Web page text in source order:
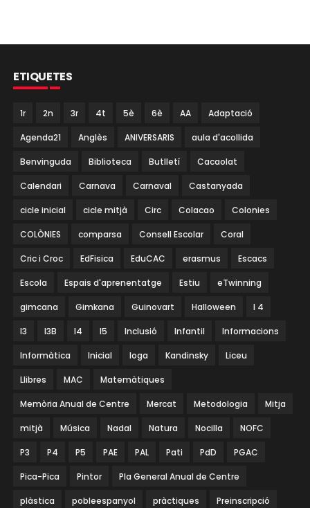
ETIQUETES
1r 2n 3r 4t 5è 6è AA Adaptació
Agenda21 Anglès ANIVERSARIS aula d'acollida
Benvinguda Biblioteca Butlletí Cacaolat
Calendari Carnava Carnaval Castanyada
cicle inicial cicle mitjà Circ Colacao Colonies
COLÒNIES comparsa Consell Escolar Coral
Cric i Croc EdFisica EduCAC erasmus Escacs
Escola Espais d'aprenentatge Estiu eTwinning
gimcana Gimkana Guinovart Halloween I 4
I3 I3B I4 I5 Inclusió Infantil Informacions
Informàtica Inicial Ioga Kandinsky Liceu
Llibres MAC Matemàtiques
Memòria Anual de Centre Mercat Metodologia Mitja
mitjà Música Nadal Natura Nocilla NOFC
P3 P4 P5 PAE PAL Pati PdD PGAC
Pica-Pica Pintor Pla General Anual de Centre
plàstica pobleespanyol pràctiques Preinscripció